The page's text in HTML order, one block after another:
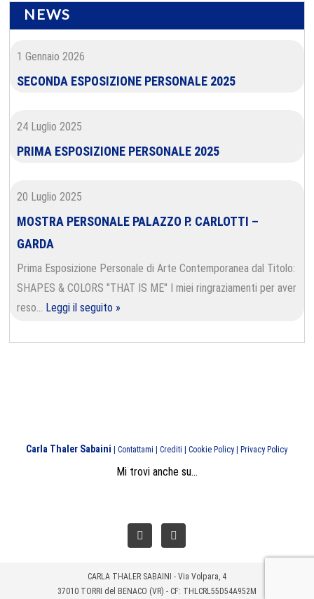
NEWS
1 Gennaio 2026
SECONDA ESPOSIZIONE PERSONALE 2025
24 Luglio 2025
PRIMA ESPOSIZIONE PERSONALE 2025
20 Luglio 2025
MOSTRA PERSONALE PALAZZO P. CARLOTTI –
GARDA
Prima Esposizione Personale di Arte Contemporanea dal Titolo:
SHAPES & COLORS "THAT IS ME" I miei ringraziamenti per aver
reso… Leggi il seguito »
Carla Thaler Sabaini |Contattami |Crediti |Cookie Policy Privacy Policy
Mi trovi anche su...
Facebook
CARLA THALER SABAINI - Via Volpara, 4
37010 TORRI del BENACO (VR) - CF: THLCRL55D54A952M